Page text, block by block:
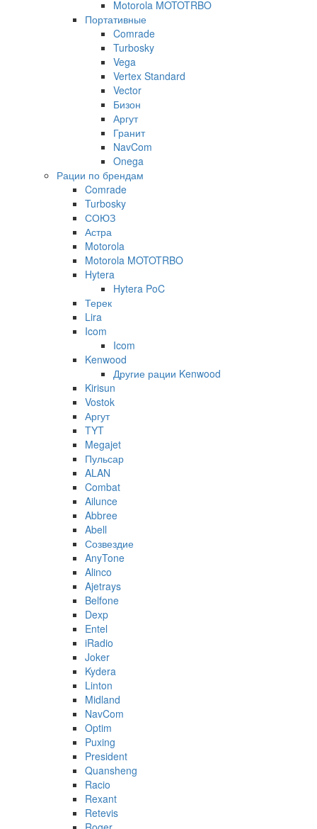
Motorola MOTOTRBO
Портативные
Comrade
Turbosky
Vega
Vertex Standard
Vector
Бизон
Аргут
Гранит
NavCom
Onega
Рации по брендам
Comrade
Turbosky
СОЮЗ
Астра
Motorola
Motorola MOTOTRBO
Hytera
Hytera PoC
Терек
Lira
Icom
Icom
Kenwood
Другие рации Kenwood
Kirisun
Vostok
Аргут
TYT
Megajet
Пульсар
ALAN
Combat
Ailunce
Abbree
Abell
Созвездие
AnyTone
Alinco
Ajetrays
Belfone
Dexp
Entel
iRadio
Joker
Kydera
Linton
Midland
NavCom
Optim
Puxing
President
Quansheng
Racio
Rexant
Retevis